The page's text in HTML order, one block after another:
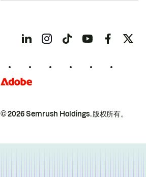
© 2026 Semrush Holdings.版权所有。